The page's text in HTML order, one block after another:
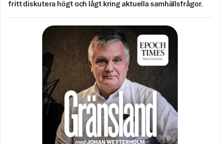
fritt diskutera högt och lågt kring aktuella samhällsfrågor.